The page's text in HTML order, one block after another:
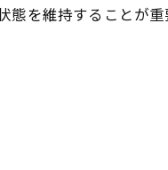
を維持することが